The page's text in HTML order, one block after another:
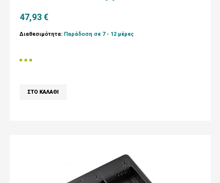
47,93 €
Διαθεσιμότητα: Παράδοση σε 7 - 12 μέρες